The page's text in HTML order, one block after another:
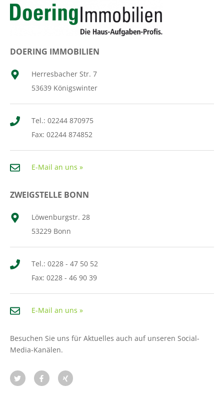
DOERING IMMOBILIEN
Herresbacher Str. 7
53639 Königswinter
Tel.: 02244 870975
Fax: 02244 874852
E-Mail an uns »
ZWEIGSTELLE BONN
Löwenburgstr. 28
53229 Bonn
Tel.: 0228 - 47 50 52
Fax: 0228 - 46 90 39
E-Mail an uns »
Besuchen Sie uns für Aktuelles auch auf unseren Social-
Media-Kanälen.